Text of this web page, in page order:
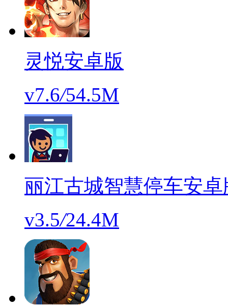
灵悦安卓版
v7.6/54.5M
丽江古城智慧停车安卓
v3.5/24.4M